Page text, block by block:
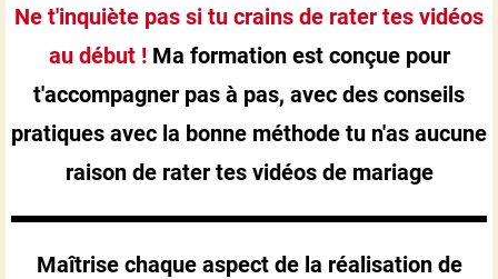
Ne t'inquiète pas si tu crains de rater tes vidéos
au début !Ma formation est conçue pour
t'accompagner pas à pas, avec des conseils
pratiques avec la bonne méthode tu n'as aucune
raison de rater tes vidéos de mariage
Maîtrise chaque aspect de la réalisation de